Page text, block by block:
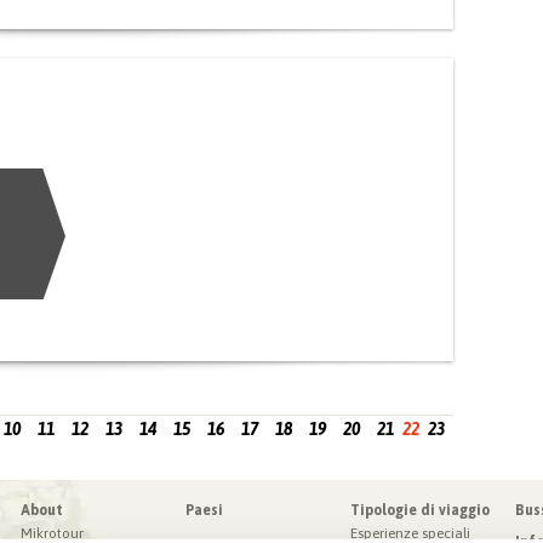
10 11 12 13 14 15 16 17 18 19 20 21 22 23
About
Mikrotour
Paesi
Tipologie di viaggio
Esperienze speciali